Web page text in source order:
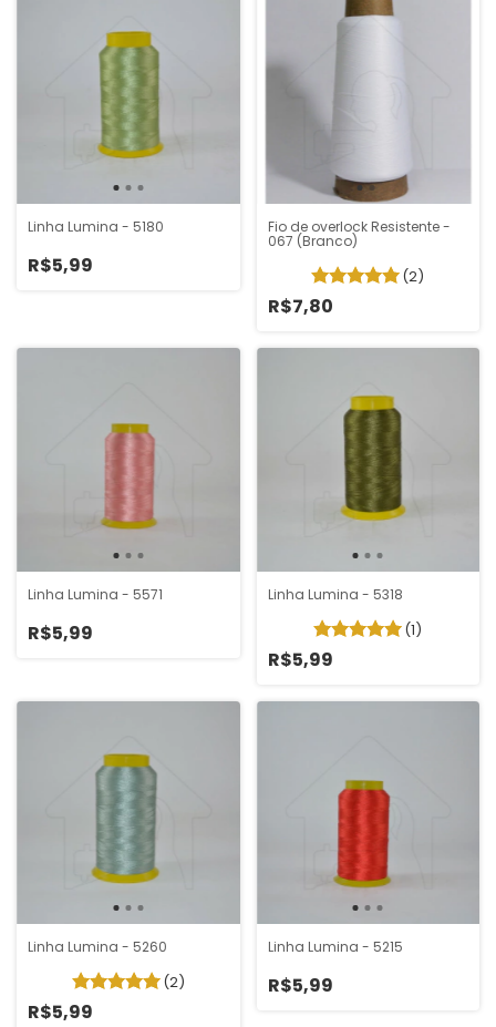
Linha Lumina - 5180
R$5,99
Fio de overlock Resistente -
067 (Branco)
(2)
R$7,80
Linha Lumina - 5571
R$5,99
Linha Lumina - 5318
(1)
R$5,99
Linha Lumina - 5260
(2)
R$5,99
Linha Lumina - 5215
R$5,99